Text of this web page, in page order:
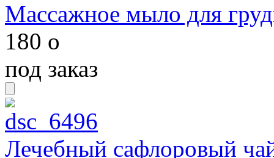
Массажное мыло для
180 o
под заказ
Лечебный сафлоровый